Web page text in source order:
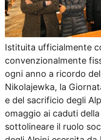
Istituita ufficialmente
convenzionalmente
ogni anno a ricordo
Nikolajewka, la
e del sacrificio degli
omaggio ai caduti
sottolineare il ruolo